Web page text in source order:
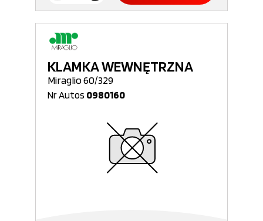
KLAMKA WEWNĘTRZNA
Miraglio 60/329
Nr Autos 0980160